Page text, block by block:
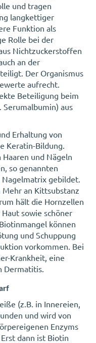
und tragen
langkettiger
Funktion als
Rolle bei der
Nichtzuckerstoffen
an der
Der Organismus
aufrecht.
Beteiligung beim
aus
Erhaltung von
Keratin-Bildung.
und Nägeln
so genannten
gebildet.
an Kittsubstanz
hält die Hornzellen
sowie schöner
können
und Schuppung
vorkommen. Bei
Krankheit, eine
Dermatitis.
(z.B. in Innereien,
und wird von
Enzyms
dann ist Biotin